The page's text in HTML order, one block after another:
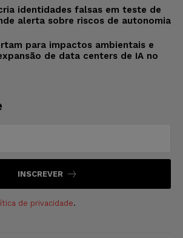
identidades falsas em teste de
alerta sobre riscos de autonomia
para impactos ambientais e
de data centers de IA no
INSCREVER
de privacidade.